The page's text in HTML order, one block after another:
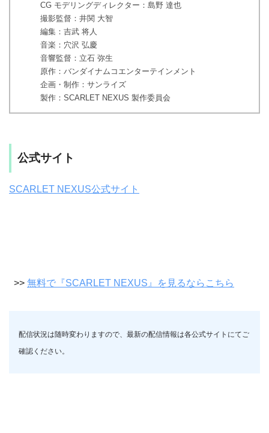
CG モデリングディレクター：島野 達也
撮影監督：井関 大智
編集：吉武 将人
音楽：穴沢 弘慶
音響監督：立石 弥生
原作：バンダイナムコエンターテインメント
企画・制作：サンライズ
製作：SCARLET NEXUS 製作委員会
公式サイト
SCARLET NEXUS公式サイト
>> 無料で『SCARLET NEXUS』を見るならこちら
配信状況は随時変わりますので、最新の配信情報は各公式サイトにてご
確認ください。